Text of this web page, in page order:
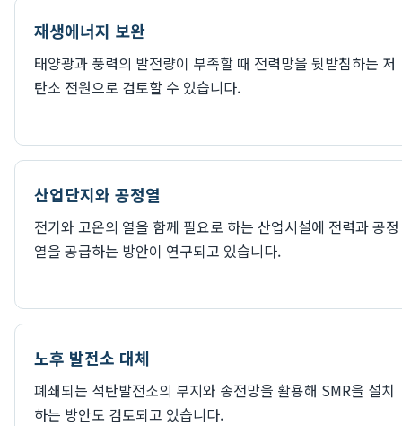
재생에너지 보완
태양광과 풍력의 발전량이 부족할 때 전력망을 뒷받침하는 저
탄소 전원으로 검토할 수 있습니다.
산업단지와 공정열
전기와 고온의 열을 함께 필요로 하는 산업시설에 전력과 공정
열을 공급하는 방안이 연구되고 있습니다.
노후 발전소 대체
폐쇄되는 석탄발전소의 부지와 송전망을 활용해 SMR을 설치
하는 방안도 검토되고 있습니다.